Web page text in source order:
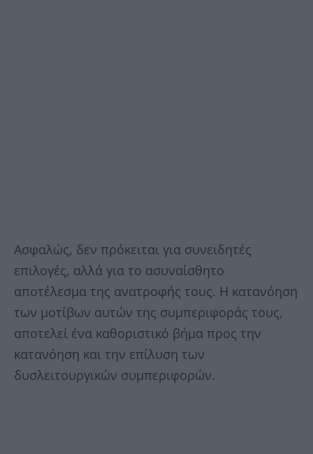
Ασφαλώς, δεν πρόκειται για συνειδητές
επιλογές, αλλά για το ασυναίσθητο
αποτέλεσμα της ανατροφής τους. Η κατανόηση
των μοτίβων αυτών της συμπεριφοράς τους,
αποτελεί ένα καθοριστικό βήμα προς την
κατανόηση και την επίλυση των
δυσλειτουργικών συμπεριφορών.